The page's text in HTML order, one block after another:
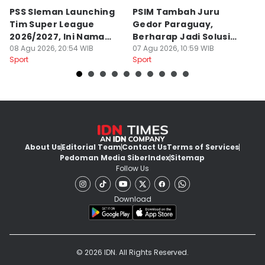
PSS Sleman Launching
Tim Super League
2026/2027, Ini Nama
Para Pemain
08 Agu 2026, 20:54 WIB
Sport
PSIM Tambah Juru
Gedor Paraguay,
Berharap Jadi Solusi
Minimnya Pencetak Gol
07 Agu 2026, 10:59 WIB
Sport
About UsEditorial TeamContact UsTerms of Services
Pedoman Media SiberIndexSitemap
Follow Us
Download
© 2026 IDN. All Rights Reserved.